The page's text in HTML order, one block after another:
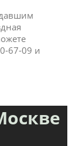
67-09 и